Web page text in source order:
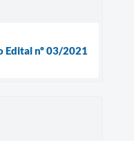
Edital nº 03/2021